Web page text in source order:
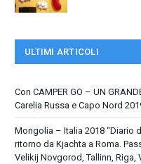
ULTIMI ARTICOLI
Con CAMPER GO – UN
Carelia Russa e Capo Nord
Mongolia – Italia 2018 “Diario
ritorno da Kjachta a Roma.
Velikij Novgorod, Tallinn, Riga,